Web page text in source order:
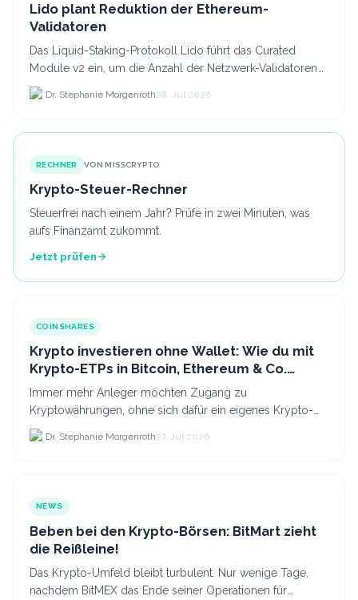
Lido plant Reduktion der Ethereum-
Validatoren
Das Liquid-Staking-Protokoll Lido führt das Curated
Module v2 ein, um die Anzahl der Netzwerk-Validatoren
von 880.000 auf etwa 628.
Dr. Stephanie Morgenroth28. Jul 2026
RECHNER VON MISSCRYPTO
Krypto-Steuer-Rechner
Steuerfrei nach einem Jahr? Prüfe in zwei Minuten, was
aufs Finanzamt zukommt.
Jetzt prüfen
COINSHARES
Krypto investieren ohne Wallet: Wie du mit
Krypto-ETPs in Bitcoin, Ethereum & Co.
anlegst
Immer mehr Anleger möchten Zugang zu
Kryptowährungen, ohne sich dafür ein eigenes Krypto-
Wallet einrichten zu müssen. Dazu kommt, dass viele
nicht nur Bitcoin h...
Dr. Stephanie Morgenroth27. Jul 2026
NEWS
Beben bei den Krypto-Börsen: BitMart zieht
die Reißleine!
Das Krypto-Umfeld bleibt turbulent. Nur wenige Tage,
nachdem BitMEX das Ende seiner Operationen für